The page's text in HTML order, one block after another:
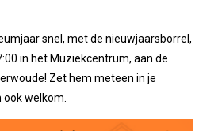
snel, met de nieuwjaarsborrel,
in het Muziekcentrum, aan de
Zet hem meteen in je
welkom.